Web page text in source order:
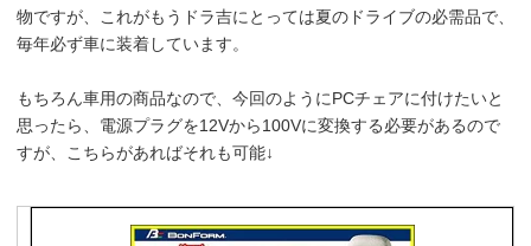
物ですが、これがもうドラ吉にとっては夏のドライブの必需品で、
毎年必ず車に装着しています。
もちろん車用の商品なので、今回のようにPCチェアに付けたいと
思ったら、電源プラグを12Vから100Vに変換する必要があるので
すが、こちらがあればそれも可能↓